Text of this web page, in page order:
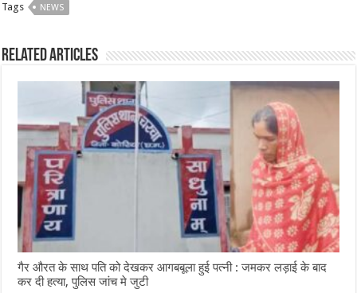
e
b
o
k
A
p
p
n
g
e
r
r ra
m
Tags NEWS
Related Articles
गैर औरत के साथ पति को देखकर आगबबूला हुई पत्नी : जमकर लड़ाई के बाद
कर दी हत्या, पुलिस जांच मे जुटी